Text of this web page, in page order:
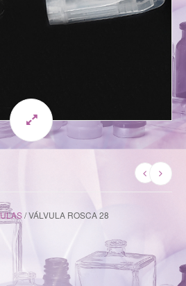
/ VÁLVULA ROSCA 28